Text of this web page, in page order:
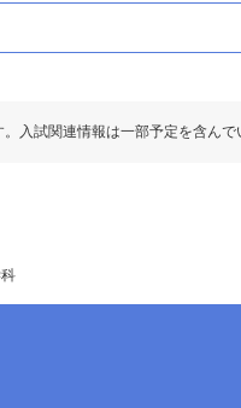
入試関連情報は一部予定を含ん